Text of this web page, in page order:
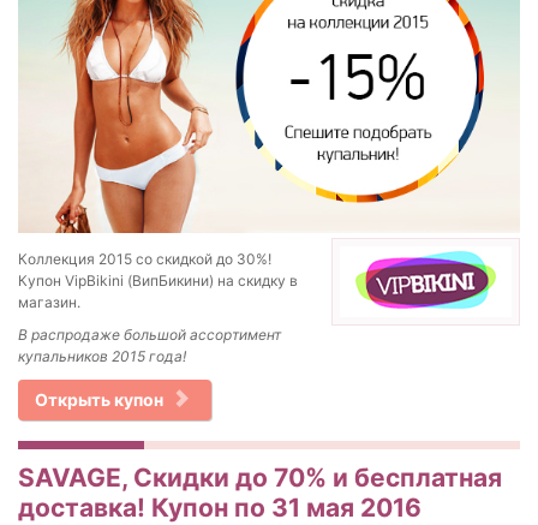
Коллекция 2015 со скидкой до 30%!
Купон VipBikini (ВипБикини) на скидку в
магазин.
В распродаже большой ассортимент
купальников 2015 года!
Открыть купон
SAVAGE, Скидки до 70% и бесплатная
доставка! Купон по 31 мая 2016